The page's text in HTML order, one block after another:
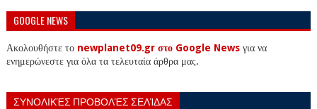
GOOGLE NEWS
Ακολουθήστε το newplanet09.gr στο Google Newsγια να
ενημερώνεστε για όλα τα τελευταία άρθρα μας.
ΣΥΝΟΛΙΚΈΣ ΠΡΟΒΟΛΈΣ ΣΕΛΊΔΑΣ